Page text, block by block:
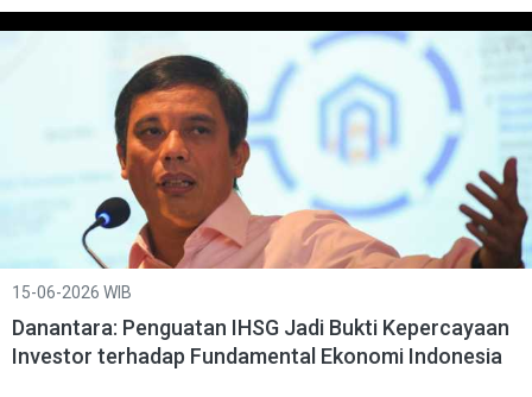
15-06-2026 WIB
Danantara: Penguatan IHSG Jadi Bukti Kepercayaan
Investor terhadap Fundamental Ekonomi Indonesia